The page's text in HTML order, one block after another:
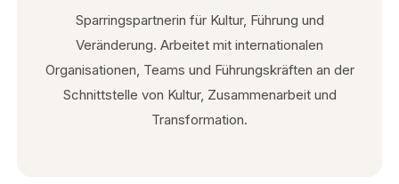
Sparringspartnerin für Kultur, Führung und
Veränderung. Arbeitet mit internationalen
Organisationen, Teams und Führungskräften an der
Schnittstelle von Kultur, Zusammenarbeit und
Transformation.